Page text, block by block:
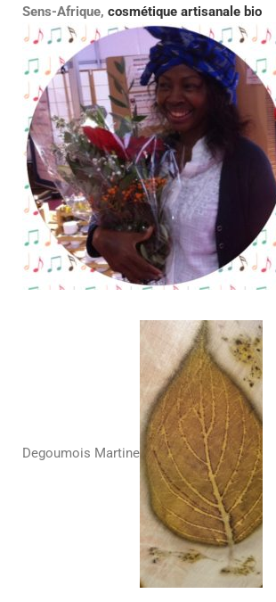
Sens-Afrique, cosmétique artisanale bio
Degoumois Martine